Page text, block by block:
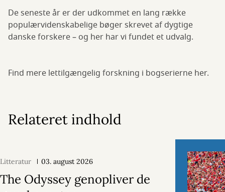
De seneste år er der udkommet en lang række
populærvidenskabelige bøger skrevet af dygtige
danske forskere – og her har vi fundet et udvalg.
Find mere lettilgængelig forskning i bogserierne her.
Relateret indhold
Litteratur 03. august 2026
The Odyssey genopliver de